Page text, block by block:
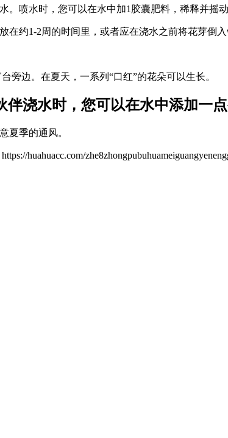
喷水时，您可以在水中加1胶囊肥料，稀释并摇动
约1-2周的时间里，或者应在浇水之前将花芽倒入
旁边。在夏天，一系列“口红”的花朵可以生长。
浇水时，您可以在水中添加一
夏季的通风。
huahuacc.com/